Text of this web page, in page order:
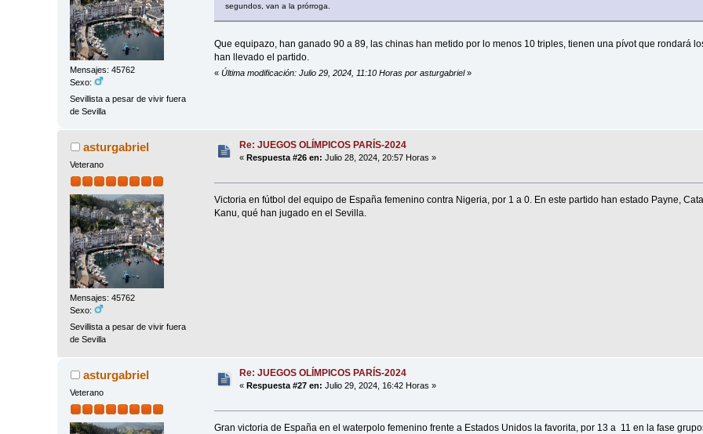
Mensajes: 45762
Sexo:
Sevillista a pesar de vivir fuera
de Sevilla
segundos, van a la prórroga.
Que equipazo, han ganado 90 a 89, las chinas han metido por lo menos 10 triples, tienen una pívot que rondará
han llevado el partido.
« Última modificación: Julio 29, 2024, 11:10 Horas por asturgabriel»
asturgabriel
Veterano
Mensajes: 45762
Sexo:
Sevillista a pesar de vivir fuera
de Sevilla
Re: JUEGOS OLÍMPICOS PARÍS-2024
« Respuesta #26 en: Julio 28, 2024, 20:57 Horas »
Victoria en fútbol del equipo de España femenino contra Nigeria, por 1 a 0. En este partido han estado Payne,
Kanu, qué han jugado en el Sevilla.
asturgabriel
Veterano
Re: JUEGOS OLÍMPICOS PARÍS-2024
« Respuesta #27 en: Julio 29, 2024, 16:42 Horas »
Gran victoria de España en el waterpolo femenino frente a Estados Unidos la favorita, por 13 a 11 en la fase